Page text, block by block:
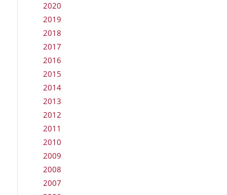
2020
2019
2018
2017
2016
2015
2014
2013
2012
2011
2010
2009
2008
2007